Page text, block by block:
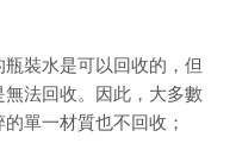
裝水是可以回收的，但
法回收。因此，大多數
單一材質也不回收；